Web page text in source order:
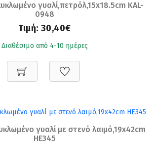
γυαλί,πετρόλ,15x18.5cm KAL-
0948
Τιμή: 30,40€
Διαθέσιμο από 4-10 ημέρες
γυαλί με στενό λαιμό,19x42cm
HE345